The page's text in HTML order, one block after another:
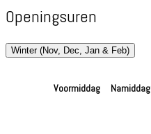
Openingsuren
Winter (Nov, Dec, Jan & Feb)
Voormiddag Namiddag